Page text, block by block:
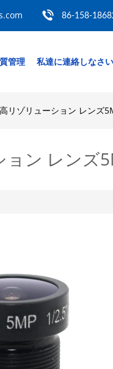
86-158-
管理 私達に連絡しなさい
リゾリューション レン
ョン レン